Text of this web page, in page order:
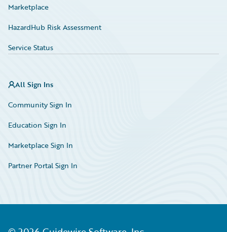
Marketplace
HazardHub Risk Assessment
Service Status
All Sign Ins
Community Sign In
Education Sign In
Marketplace Sign In
Partner Portal Sign In